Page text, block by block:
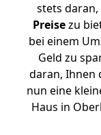
stets
Preisezu
bei einem
Geld zu
daran, Ihnen
nun eine
Haus in